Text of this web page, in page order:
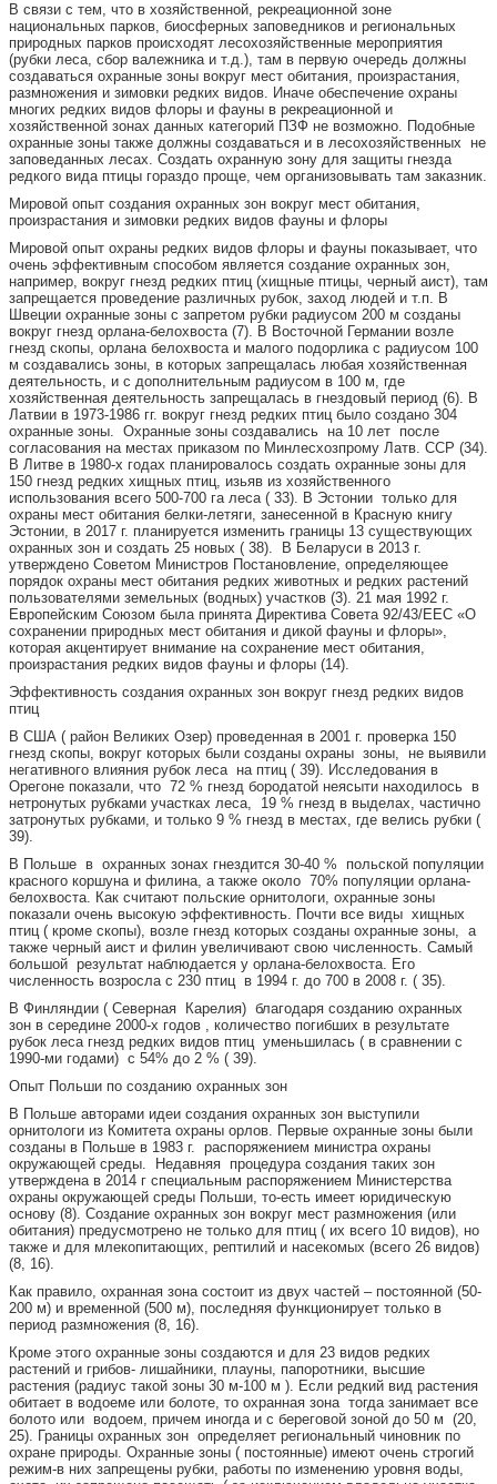
В связи с тем, что в хозяйственной, рекреационной зоне
национальных парков, биосферных заповедников и региональных
природных парков происходят лесохозяйственные мероприятия
(рубки леса, сбор валежника и т.д.), там в первую очередь должны
создаваться охранные зоны вокруг мест обитания, произрастания,
размножения и зимовки редких видов. Иначе обеспечение охраны
многих редких видов флоры и фауны в рекреационной и
хозяйственной зонах данных категорий ПЗФ не возможно. Подобные
охранные зоны также должны создаваться и в лесохозяйственных не
заповеданных лесах. Создать охранную зону для защиты гнезда
редкого вида птицы гораздо проще, чем организовывать там заказник.
Мировой опыт создания охранных зон вокруг мест обитания,
произрастания и зимовки редких видов фауны и флоры
Мировой опыт охраны редких видов флоры и фауны показывает, что
очень эффективным способом является создание охранных зон,
например, вокруг гнезд редких птиц (хищные птицы, черный аист), там
запрещается проведение различных рубок, заход людей и т.п. В
Швеции охранные зоны с запретом рубки радиусом 200 м созданы
вокруг гнезд орлана-белохвоста (7). В Восточной Германии возле
гнезд скопы, орлана белохвоста и малого подорлика с радиусом 100
м создавались зоны, в которых запрещалась любая хозяйственная
деятельность, и с дополнительным радиусом в 100 м, где
хозяйственная деятельность запрещалась в гнездовый период (6). В
Латвии в 1973-1986 гг. вокруг гнезд редких птиц было создано 304
охранные зоны. Охранные зоны создавались на 10 лет после
согласования на местах приказом по Минлесхозпрому Латв. ССР (34).
В Литве в 1980-х годах планировалось создать охранные зоны для
150 гнезд редких хищных птиц, изьяв из хозяйственного
использования всего 500-700 га леса ( 33). В Эстонии только для
охраны мест обитания белки-летяги, занесенной в Красную книгу
Эстонии, в 2017 г. планируется изменить границы 13 существующих
охранных зон и создать 25 новых ( 38). В Беларуси в 2013 г.
утверждено Советом Министров Постановление, определяющее
порядок охраны мест обитания редких животных и редких растений
пользователями земельных (водных) участков (3). 21 мая 1992 г.
Европейским Союзом была принята Директива Совета 92/43/ЕЕС «О
сохранении природных мест обитания и дикой фауны и флоры»,
которая акцентирует внимание на сохранение мест обитания,
произрастания редких видов фауны и флоры (14).
Эффективность создания охранных зон вокруг гнезд редких видов
птиц
В США ( район Великих Озер) проведенная в 2001 г. проверка 150
гнезд скопы, вокруг которых были созданы охраны зоны, не выявили
негативного влияния рубок леса на птиц ( 39). Исследования в
Орегоне показали, что 72 % гнезд бородатой неясыти находилось в
нетронутых рубками участках леса, 19 % гнезд в выделах, частично
затронутых рубками, и только 9 % гнезд в местах, где велись рубки (
39).
В Польше в охранных зонах гнездится 30-40 % польской популяции
красного коршуна и филина, а также около 70% популяции орлана-
белохвоста. Как считают польские орнитологи, охранные зоны
показали очень высокую эффективность. Почти все виды хищных
птиц ( кроме скопы), возле гнезд которых созданы охранные зоны, а
также черный аист и филин увеличивают свою численность. Самый
большой результат наблюдается у орлана-белохвоста. Его
численность возросла с 230 птиц в 1994 г. до 700 в 2008 г. ( 35).
В Финляндии ( Северная Карелия) благодаря созданию охранных
зон в середине 2000-х годов , количество погибших в результате
рубок леса гнезд редких видов птиц уменьшилась ( в сравнении с
1990-ми годами) с 54% до 2 % ( 39).
Опыт Польши по созданию охранных зон
В Польше авторами идеи создания охранных зон выступили
орнитологи из Комитета охраны орлов. Первые охранные зоны были
созданы в Польше в 1983 г. распоряжением министра охраны
окружающей среды. Недавняя процедура создания таких зон
утверждена в 2014 г специальным распоряжением Министерства
охраны окружающей среды Польши, то-есть имеет юридическую
основу (8). Создание охранных зон вокруг мест размножения (или
обитания) предусмотрено не только для птиц ( их всего 10 видов), но
также и для млекопитающих, рептилий и насекомых (всего 26 видов)
(8, 16).
Как правило, охранная зона состоит из двух частей – постоянной (50-
200 м) и временной (500 м), последняя функционирует только в
период размножения (8, 16).
Кроме этого охранные зоны создаются и для 23 видов редких
растений и грибов- лишайники, плауны, папоротники, высшие
растения (радиус такой зоны 30 м-100 м ). Если редкий вид растения
обитает в водоеме или болоте, то охранная зона тогда занимает все
болото или водоем, причем иногда и с береговой зоной до 50 м (20,
25). Границы охранных зон определяет региональный чиновник по
охране природы. Охранные зоны ( постоянные) имеют очень строгий
режим-в них запрещены рубки, работы по изменению уровня воды,